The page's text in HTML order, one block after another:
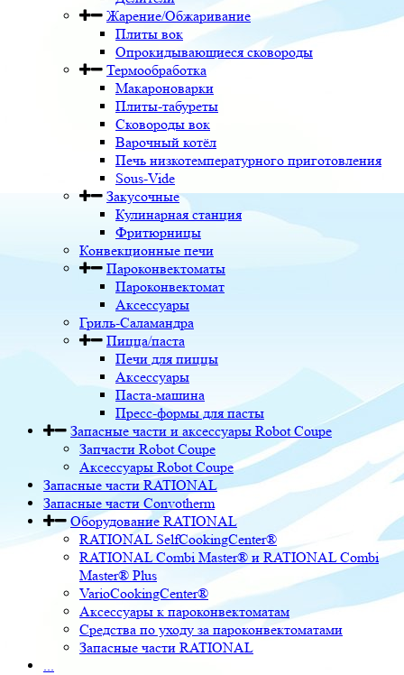
Жарение/Обжаривание
Плиты вок
Опрокидывающиеся сковороды
Термообработка
Макароноварки
Плиты-табуреты
Сковороды вок
Варочный котёл
Печь низкотемпературного приготовления
Sous-Vide
Закусочные
Кулинарная станция
Фритюрницы
Конвекционные печи
Пароконвектоматы
Пароконвектомат
Аксессуары
Гриль-Саламандра
Пицца/паста
Печи для пиццы
Аксессуары
Паста-машина
Пресс-формы для пасты
Запасные части и аксессуары Robot Coupe
Запчасти Robot Coupe
Аксессуары Robot Coupe
Запасные части RATIONAL
Запасные части Convotherm
Оборудование RATIONAL
RATIONAL SelfCookingCenter®
RATIONAL Combi Master® и RATIONAL Combi
Master® Plus
VarioCookingCenter®
Аксессуары к пароконвектоматам
Средства по уходу за пароконвектоматами
Запасные части RATIONAL
...